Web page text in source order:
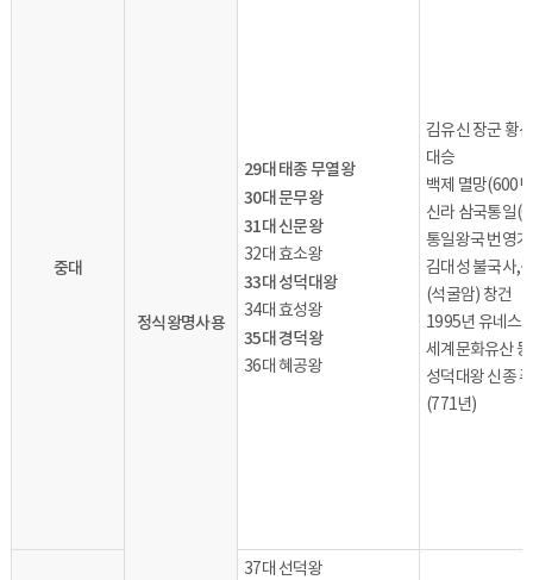
정식왕명사용
중대
29대 태종 무열왕
30대 문무왕
31대 신문왕
32대 효소왕
33대 성덕대왕
34대 효성왕
35대 경덕왕
36대 혜공왕
김유신 장군 황
대승
백제 멸망(600
신라 삼국통일
통일왕국 번영
김대성 불국사,
(석굴암) 창건
1995년 유네스
세계문화유산
성덕대왕 신종
(771년)
37대 선덕왕